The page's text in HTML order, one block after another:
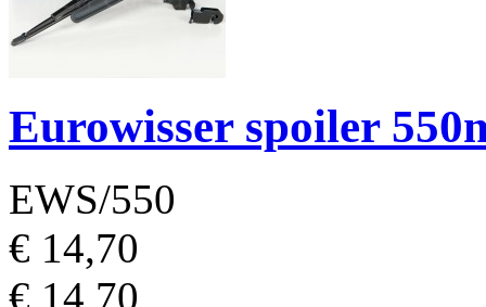
Eurowisser spoiler
EWS/550
€ 14,70
€ 14,70